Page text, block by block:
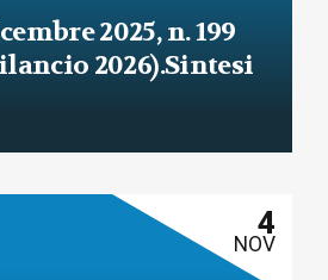
2025, n. 199
2026).Sintesi
delle principali
4
NOV